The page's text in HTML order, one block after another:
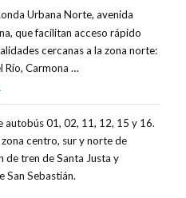
Urbana Norte, avenida
que facilitan acceso rápido
cercanas a la zona norte:
Río, Carmona…
autobús 01, 02, 11, 12, 15 y 16.
centro, sur y norte de
de tren de Santa Justa y
San Sebastián.